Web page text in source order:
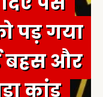
पड़ गया
बहस और
कांड